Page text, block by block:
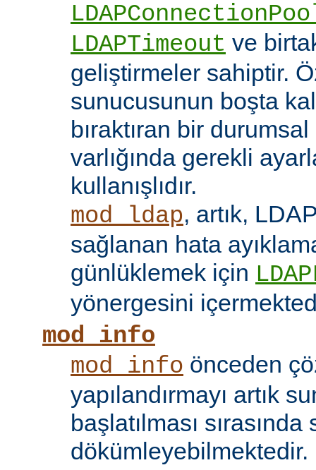
LDAPTimeout ve
geliştirmeler sahiptir.
sunucusunun boşta
bıraktıran bir
varlığında gerekli
kullanışlıdır.
mod_ldap, artık,
sağlanan hata
günlüklemek için
yönergesini
mod_info
mod_info önceden
yapılandırmayı artık
başlatılması sırasında
dökümleyebilmektedir.